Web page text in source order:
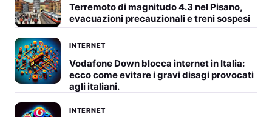
Terremoto di magnitudo 4.3 nel Pisano,
evacuazioni precauzionali e treni sospesi
INTERNET
Vodafone Down blocca internet in Italia:
ecco come evitare i gravi disagi provocati
agli italiani.
INTERNET